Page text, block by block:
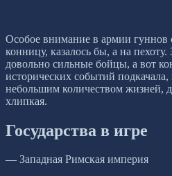
Особое внимание в армии гуннов
конницу, казалось бы, а на пехоту.
довольно сильные бойцы, а вот
исторических событий
небольшим количеством жизней,
хлипкая.
Государства в игре
— Западная Римская империя